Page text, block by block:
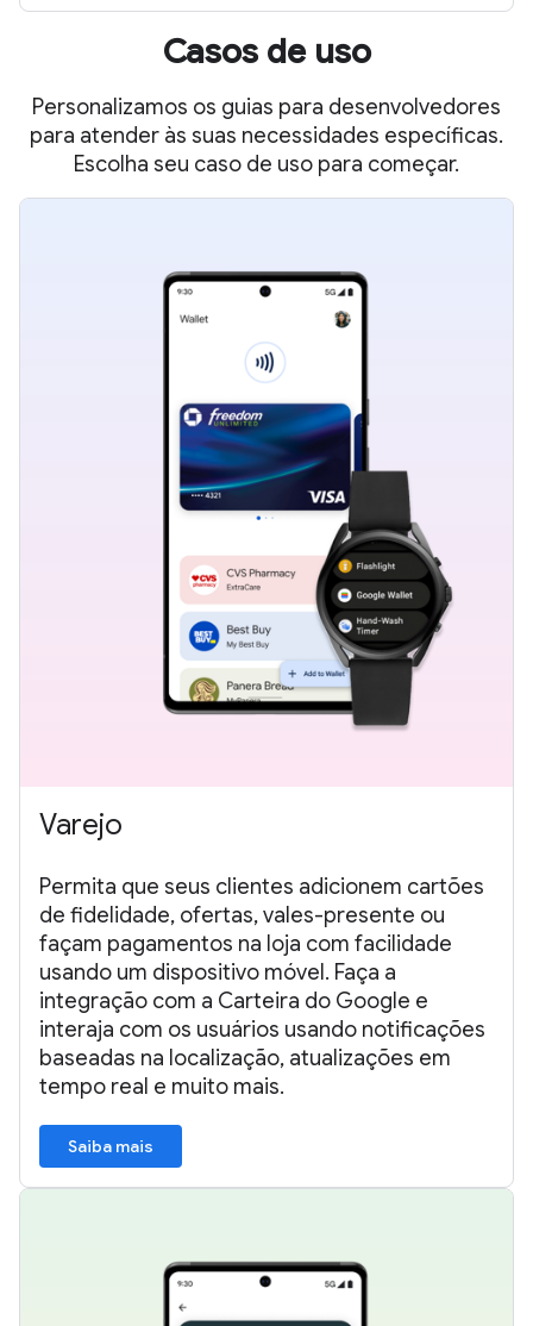
Casos de uso
Personalizamos os guias para desenvolvedores
para atender às suas necessidades específicas.
Escolha seu caso de uso para começar.
Varejo
Permita que seus clientes adicionem cartões
de fidelidade, ofertas, vales-presente ou
façam pagamentos na loja com facilidade
usando um dispositivo móvel. Faça a
integração com a Carteira do Google e
interaja com os usuários usando notificações
baseadas na localização, atualizações em
tempo real e muito mais.
Saiba mais